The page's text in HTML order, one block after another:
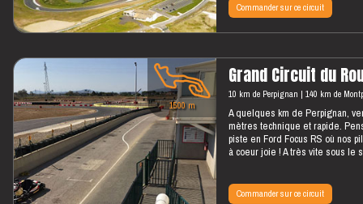
Commander sur ce circuit
Grand Circuit du
1500 m
10 km de Perpignan 140 km de
A quelques km de Perpignan,
mètres technique et rapide.
piste en Ford Focus RS où nos
à coeur joie ! A très vite sous le
Commander sur ce circuit